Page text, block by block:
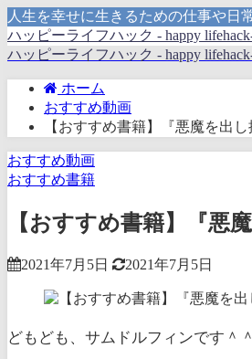
人生を幸せに生きるための仕事や日
ハッピーライフハック - happy
ハッピーライフハック - happy
ホーム
おすすめ動画
【おすすめ書籍】『悪魔を出
おすすめ動画
おすすめ書籍
【おすすめ書籍】『悪
2021年7月5日 2021年7月5日
どもども、サムドルフィンです＾＾